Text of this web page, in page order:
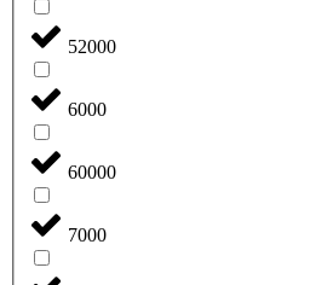
52000
6000
60000
7000